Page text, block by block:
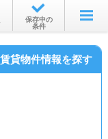
保存中の
条件
貸物件情報を探す